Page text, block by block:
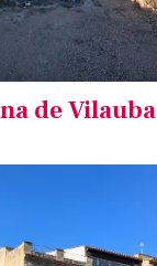
de Vilauba